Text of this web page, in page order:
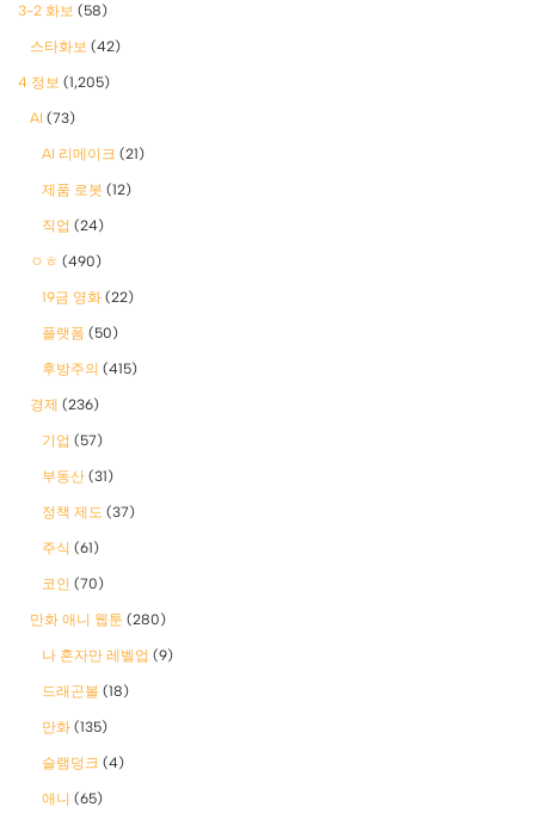
3-2 화보 (58)
스타화보 (42)
4 정보 (1,205)
AI (73)
AI 리메이크 (21)
제품 로봇 (12)
직업 (24)
ㅇㅎ (490)
19금 영화 (22)
플랫폼 (50)
후방주의 (415)
경제 (236)
기업 (57)
부동산 (31)
정책 제도 (37)
주식 (61)
코인 (70)
만화 애니 웹툰 (280)
나 혼자만 레벨업 (9)
드래곤볼 (18)
만화 (135)
슬램덩크 (4)
애니 (65)